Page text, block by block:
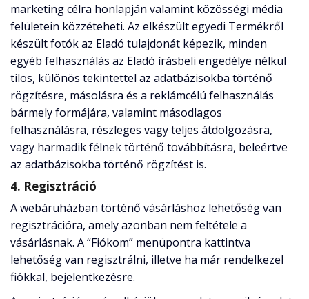
marketing célra honlapján valamint közösségi média
felületein közzéteheti. Az elkészült egyedi Termékről
készült fotók az Eladó tulajdonát képezik, minden
egyéb felhasználás az Eladó írásbeli engedélye nélkül
tilos, különös tekintettel az adatbázisokba történő
rögzítésre, másolásra és a reklámcélú felhasználás
bármely formájára, valamint másodlagos
felhasználásra, részleges vagy teljes átdolgozásra,
vagy harmadik félnek történő továbbításra, beleértve
az adatbázisokba történő rögzítést is.
4. Regisztráció
A webáruházban történő vásárláshoz lehetőség van
regisztrációra, amely azonban nem feltétele a
vásárlásnak. A “Fiókom” menüpontra kattintva
lehetőség van regisztrálni, illetve ha már rendelkezel
fiókkal, bejelentkezésre.